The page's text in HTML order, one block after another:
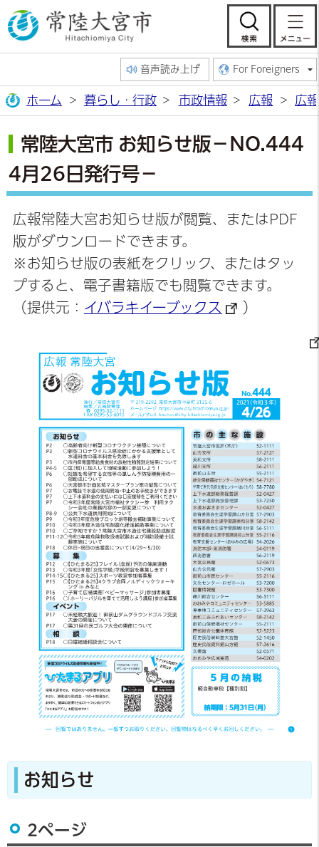
常陸大宮市公
検
音声読み上げ For Foreigners
ホーム 暮らし・行政 市政情報 広報 広
常陸大宮市 お知らせ版－NO.444
4月26日発行号－
広報常陸大宮お知らせ版が閲覧、またはPDF
版がダウンロードできます。
※お知らせ版の表紙をクリック、またはタッ
プすると、電子書籍版でも閲覧できます。
（提供元： イバラキイーブックス ）
お知らせ
2ページ